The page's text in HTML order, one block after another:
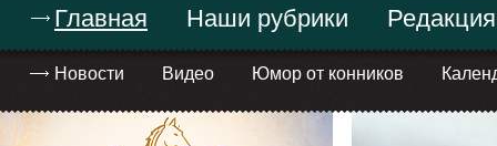
Главная
Новости Видео Юмор от конников
Наши рубрики Редакция